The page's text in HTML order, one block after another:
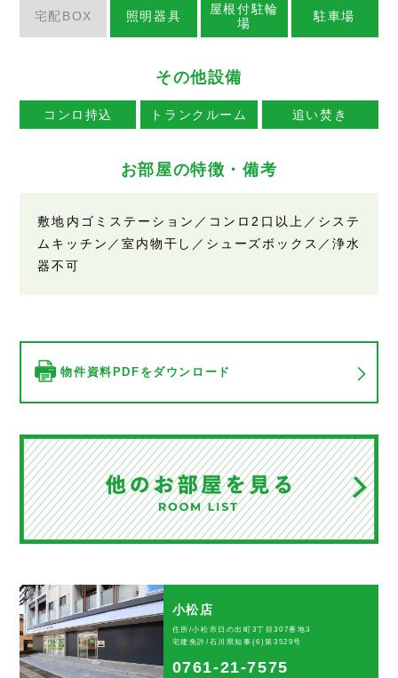
宅配BOX 照明器具
屋根付駐輪
場
駐車場
その他設備
コンロ持込 トランクルーム 追い焚き
お部屋の特徴・備考
敷地内ゴミステーション／コンロ2口以上／システ
ムキッチン／室内物干し／シューズボックス／浄水
器不可
物件資料PDFをダウンロード
小松店
住所/小松市日の出町3丁目307番地3
宅建免許/石川県知事(6)第3529号
0761-21-7575